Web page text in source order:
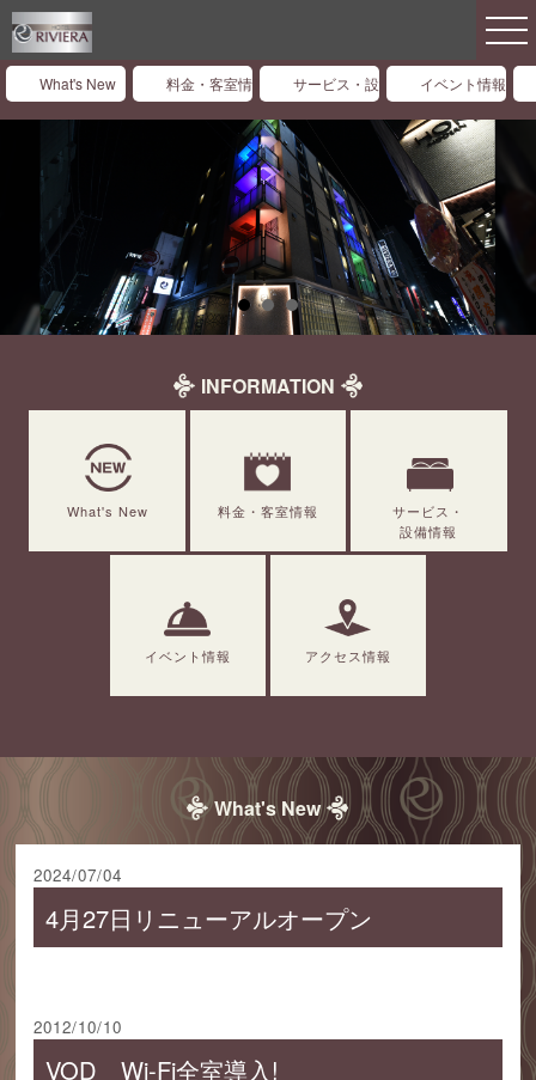
What's New 料金・客室情報 サービス・設備情報イベント情報
INFORMATION
What's New 料金・客室情報
サービス・
設備情報
イベント情報 アクセス情報
What's New
2024/07/04
4月27日リニューアルオープン
2012/10/10
VOD Wi-Fi全室導入!